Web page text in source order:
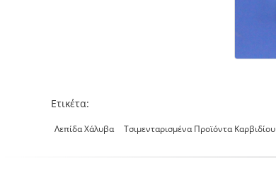
Ετικέτα:
Λεπίδα Χάλυβα Τσιμενταρισμένα Προϊόντα Καρβιδίου